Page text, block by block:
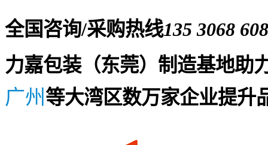
全国咨询/采购热线135 3068
力嘉包装（东莞）制造基地助
广州等大湾区数万家企业提升